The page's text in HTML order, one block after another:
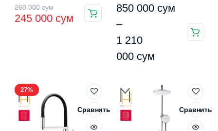
260 000сум
Первоначальная
цена
245 000 сум
Текущая
цена:
850 000 сум
–
1 210
000 сум
Диапазон
цен:
850
000 сум
1
210
000 сум
Этот
имеет
Опции
можно
выбрать
27%
Сравнить Сравнить